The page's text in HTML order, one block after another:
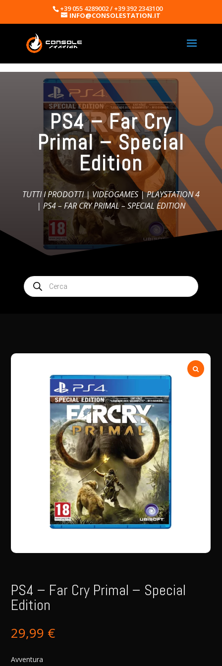
+39 055 4289002 / +39 392 2343100
INFO@CONSOLESTATION.IT
PS4 – Far Cry
Primal – Special
Edition
TUTTI I PRODOTTI|VIDEOGAMES|PLAYSTATION 4
| PS4 – FAR CRY PRIMAL – SPECIAL EDITION
Products
search
PS4 – Far Cry Primal – Special
Edition
29,99 €
Avventura